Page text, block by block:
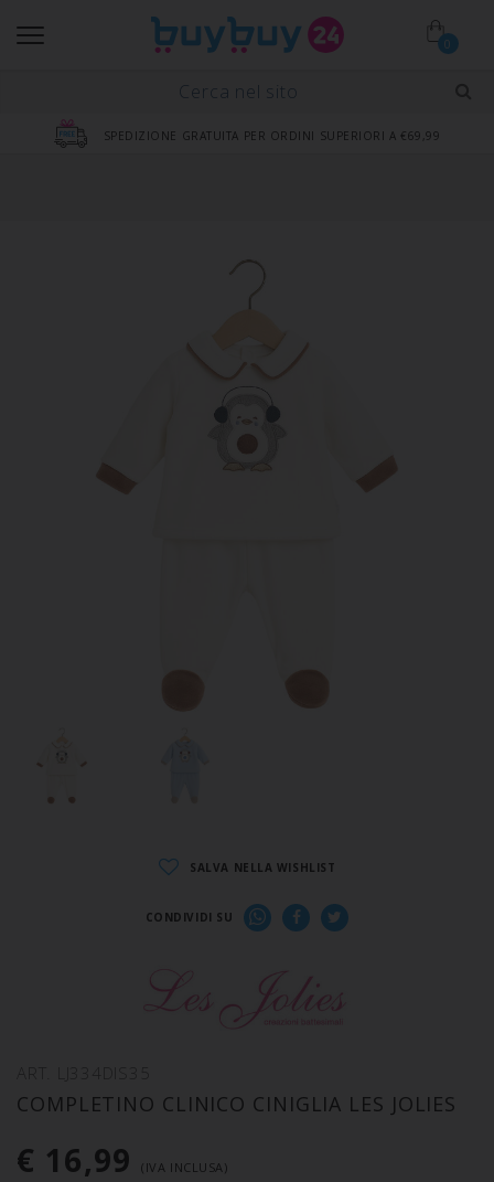
0
SPEDIZIONE GRATUITA PER ORDINI SUPERIORI A €69,99
SALVA NELLA WISHLIST
CONDIVIDI SU
COMPLETINO CLINICO CINIGLIA LES JOLIES
€ 16,99 (IVA INCLUSA)